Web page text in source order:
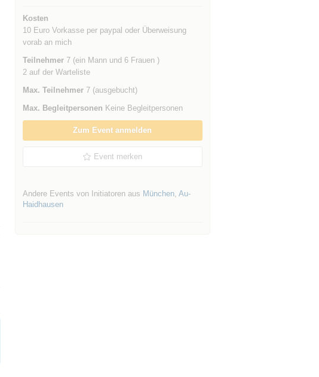
Kosten
10 Euro Vorkasse per paypal oder Überweisung
vorab an mich
Teilnehmer7 (ein Mann und 6 Frauen )
2 auf der Warteliste
Max. Teilnehmer7 (ausgebucht)
Max. Begleitpersonen Keine Begleitpersonen
Zum Event anmelden
Event merken
Andere Events von Initiatoren aus München, Au-
Haidhausen